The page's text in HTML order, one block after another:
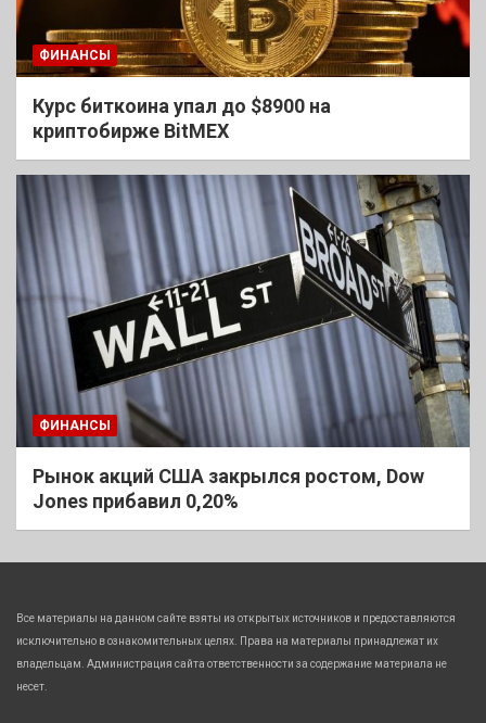
ФИНАНСЫ
Курс биткоина упал до $8900 на
криптобирже BitMEX
ФИНАНСЫ
Рынок акций США закрылся ростом, Dow
Jones прибавил 0,20%
Все материалы на данном сайте взяты из открытых источников и предоставляются
исключительно в ознакомительных целях. Права на материалы принадлежат их
владельцам. Администрация сайта ответственности за содержание материала не
несет.